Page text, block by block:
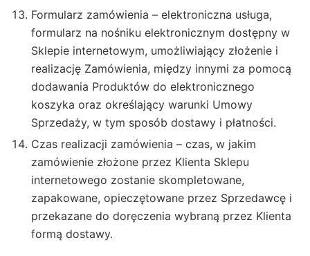
Formularz zamówienia – elektroniczna usługa,
formularz na nośniku elektronicznym dostępny w
Sklepie internetowym, umożliwiający złożenie i
realizację Zamówienia, między innymi za pomocą
dodawania Produktów do elektronicznego
koszyka oraz określający warunki Umowy
Sprzedaży, w tym sposób dostawy i płatności.
Czas realizacji zamówienia – czas, w jakim
zamówienie złożone przez Klienta Sklepu
internetowego zostanie skompletowane,
zapakowane, opieczętowane przez Sprzedawcę i
przekazane do doręczenia wybraną przez Klienta
formą dostawy.